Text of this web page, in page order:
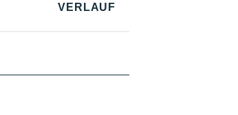
VERLAUF